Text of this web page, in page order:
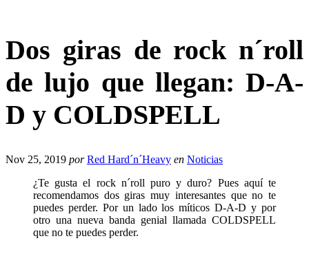
Dos giras de rock n´roll
de lujo que llegan: D-A-
D y COLDSPELL
Nov 25, 2019 por Red Hard´n´Heavy en Noticias
¿Te gusta el rock n´roll puro y duro? Pues aquí te
recomendamos dos giras muy interesantes que no te
puedes perder. Por un lado los míticos D-A-D y por
otro una nueva banda genial llamada COLDSPELL
que no te puedes perder.